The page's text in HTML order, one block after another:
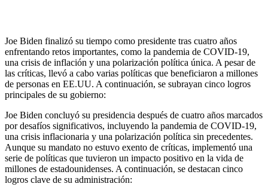
Joe Biden finalizó su tiempo como presidente tras cuatro años
enfrentando retos importantes, como la pandemia de COVID-19,
una crisis de inflación y una polarización política única. A pesar de
las críticas, llevó a cabo varias políticas que beneficiaron a millones
de personas en EE.UU. A continuación, se subrayan cinco logros
principales de su gobierno:
Joe Biden concluyó su presidencia después de cuatro años marcados
por desafíos significativos, incluyendo la pandemia de COVID-19,
una crisis inflacionaria y una polarización política sin precedentes.
Aunque su mandato no estuvo exento de críticas, implementó una
serie de políticas que tuvieron un impacto positivo en la vida de
millones de estadounidenses. A continuación, se destacan cinco
logros clave de su administración: